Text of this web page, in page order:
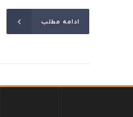
ادامه مطلب